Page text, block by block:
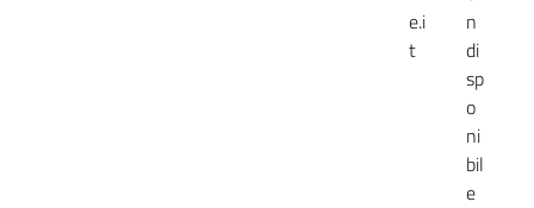
e.i
t
n
di
sp
o
ni
bil
e